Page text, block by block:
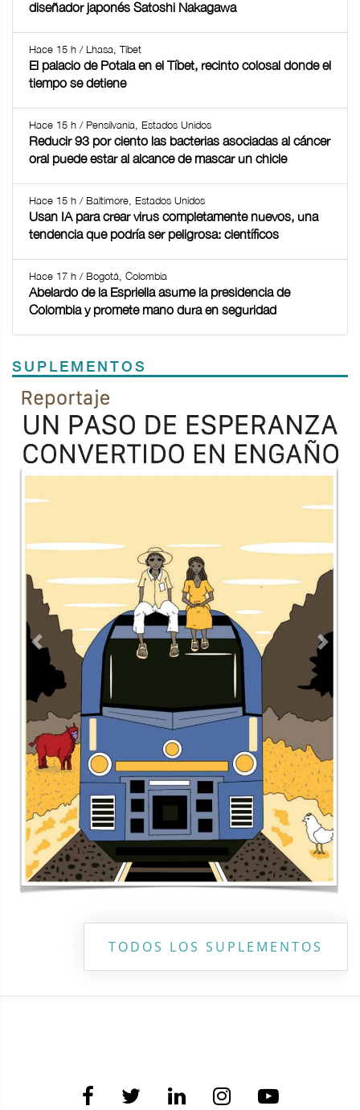
diseñador japonés Satoshi Nakagawa
Hace 15 h / Lhasa, Tíbet
El palacio de Potala en el Tíbet, recinto colosal donde el
tiempo se detiene
Hace 15 h / Pensilvania, Estados Unidos
Reducir 93 por ciento las bacterias asociadas al cáncer
oral puede estar al alcance de mascar un chicle
Hace 15 h / Baltimore, Estados Unidos
Usan IA para crear virus completamente nuevos, una
tendencia que podría ser peligrosa: científicos
Hace 17 h / Bogotá, Colombia
Abelardo de la Espriella asume la presidencia de
Colombia y promete mano dura en seguridad
SUPLEMENTOS
Previous
TODOS LOS SUPLEMENTOS
Contacto Directorio Aviso de privacidad
Copyright ©2026 Todos los derechos reservados | La Jornada
Maya